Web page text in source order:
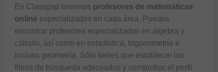
En Classgap tenemos profesores de matemáticas
online especializados en cada área. Puedes
encontrar profesores especializados en álgebra y
cálculo, así como en estadística, trigonometría e
incluso geometría. Sólo tienes que establecer los
filtros de búsqueda adecuados y comprobar el perfil